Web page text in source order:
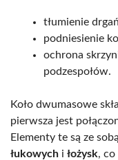
tłumienie
podniesienie
ochrona
podzespołów.
Koło dwumasowe
pierwsza jest
Elementy te są ze
łukowych i łożysk, co